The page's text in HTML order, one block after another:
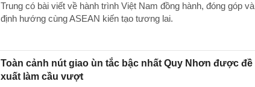
Trung có bài viết về hành trình Việt Nam đồng hành, đóng góp và
định hướng cùng ASEAN kiến tạo tương lai.
Toàn cảnh nút giao ùn tắc bậc nhất Quy Nhơn được đề
xuất làm cầu vượt